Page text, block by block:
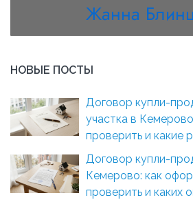
Жанна
НОВЫЕ ПОСТЫ
Договор купли-
участка в
проверить и какие
Договор купли-
Кемерово: как
проверить и каких